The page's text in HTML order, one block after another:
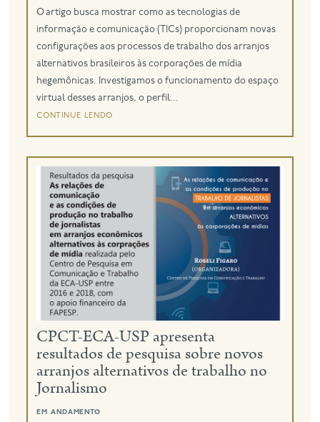
O artigo busca mostrar como as tecnologias de
informação e comunicação (TICs) proporcionam novas
configurações aos processos de trabalho dos arranjos
alternativos brasileiros às corporações de mídia
hegemônicas. Investigamos o funcionamento do espaço
virtual desses arranjos, o perfil...
continue lendo
CPCT-ECA-USP apresenta
resultados de pesquisa sobre novos
arranjos alternativos de trabalho no
Jornalismo
em andamento